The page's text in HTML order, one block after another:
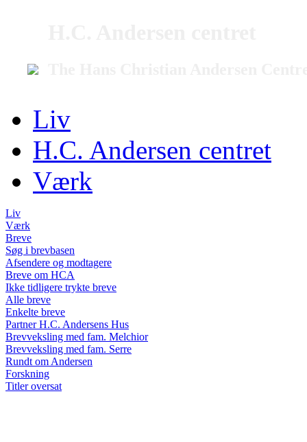
Liv
H.C. Andersen centret
Værk
Liv
Værk
Breve
Søg i brevbasen
Afsendere og modtagere
Breve om HCA
Ikke tidligere trykte breve
Alle breve
Enkelte breve
Partner H.C. Andersens Hus
Brevveksling med fam. Melchior
Brevveksling med fam. Serre
Rundt om Andersen
Forskning
Titler oversat